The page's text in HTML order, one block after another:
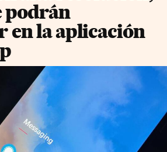
podrán
en la aplicación